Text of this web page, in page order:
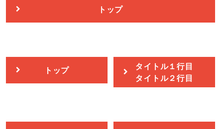
トップ
トップ
タイトル１行目
タイトル２行目